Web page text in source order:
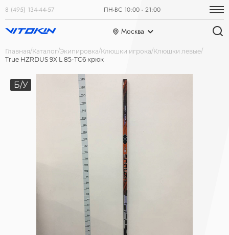
8 (495) 134-44-57 ПН-ВС 10:00 - 21:00
Москва
Главная Каталог Экипировка Клюшки игрока Клюшки левые
True HZRDUS 9X L 85-TC6 крюк
Б/У